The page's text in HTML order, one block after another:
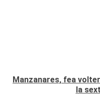
Manzanares, fea
la